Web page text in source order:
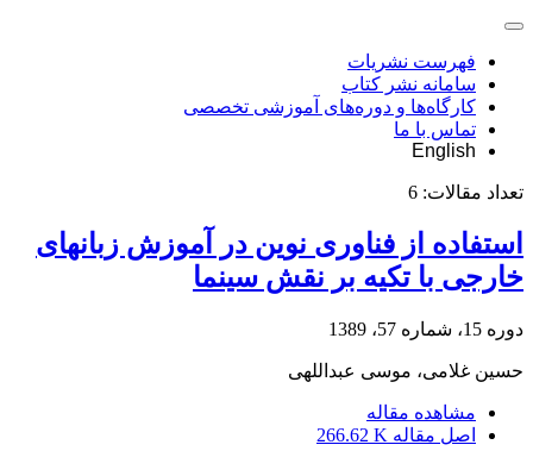
فهرست نشریات
سامانه نشر کتاب
کارگاه‌ها و دوره‌های آموزشی تخصصی
تماس با ما
English
تعداد مقالات: 6
استفاده از فناوری نوین در آموزش زبانهای
خارجی با تکیه بر نقش سینما
دوره 15، شماره 57، 1389
حسین غلامی، موسی عبداللهی
مشاهده مقاله
اصل مقاله 266.62 K